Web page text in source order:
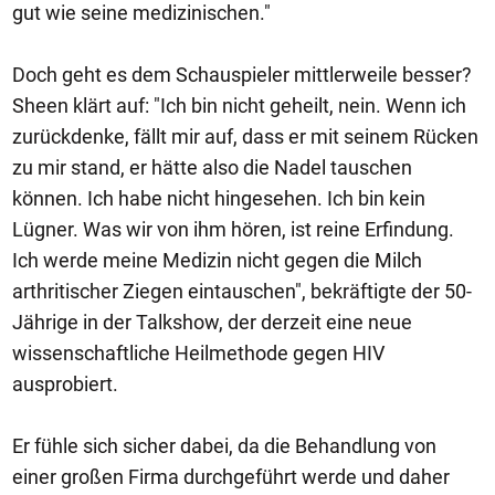
gut wie seine medizinischen."
Doch geht es dem Schauspieler mittlerweile besser?
Sheen klärt auf: "Ich bin nicht geheilt, nein. Wenn ich
zurückdenke, fällt mir auf, dass er mit seinem Rücken
zu mir stand, er hätte also die Nadel tauschen
können. Ich habe nicht hingesehen. Ich bin kein
Lügner. Was wir von ihm hören, ist reine Erfindung.
Ich werde meine Medizin nicht gegen die Milch
arthritischer Ziegen eintauschen", bekräftigte der 50-
Jährige in der Talkshow, der derzeit eine neue
wissenschaftliche Heilmethode gegen HIV
ausprobiert.
Er fühle sich sicher dabei, da die Behandlung von
einer großen Firma durchgeführt werde und daher